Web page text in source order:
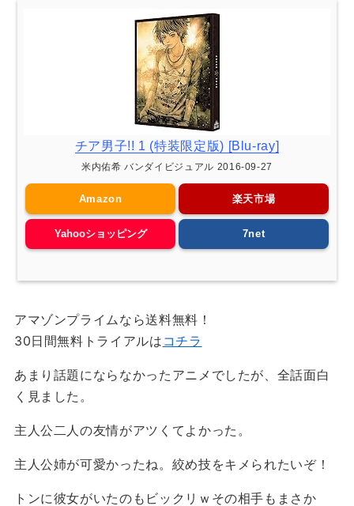
チア男子!! 1 (特装限定版) [Blu-ray]
米内佑希 バンダイビジュアル 2016-09-27
Amazon 楽天市場
Yahooショッピング 7net
アマゾンプライムなら送料無料！
30日間無料トライアルは コチラ
あまり話題にならなかったアニメでしたが、全話面白
く見ました。
主人公二人の友情がアツくてよかった。
主人公姉が可愛かったね。絞め技をキメられたいぞ！
トンに彼女がいたのもビックリｗその相手もまさか